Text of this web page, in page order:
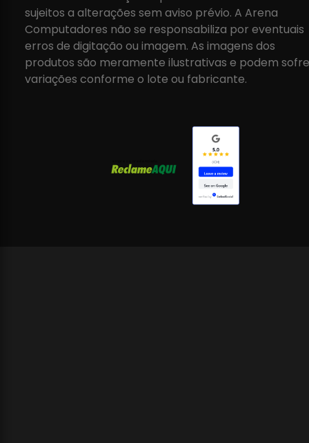
sujeitos a alterações sem aviso prévio. A Arena
Computadores não se responsabiliza por eventuais
erros de digitação ou imagem. As imagens dos
produtos são meramente ilustrativas e podem
variações conforme o lote ou fabricante.